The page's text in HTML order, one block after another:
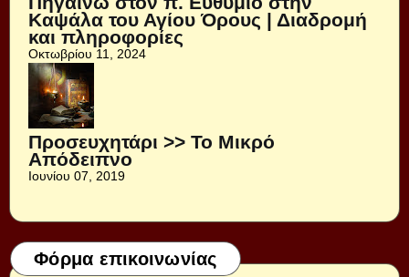
Καψάλα του Αγίου Όρους | Διαδρομή
και πληροφορίες
Οκτωβρίου 11, 2024
Προσευχητάρι >> Το Μικρό
Απόδειπνο
Ιουνίου 07, 2019
Φόρμα επικοινωνίας